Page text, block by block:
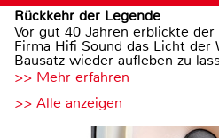
Rückkehr der Legende
Vor gut 40 Jahren erblickte
Firma Hifi Sound das Licht der
Bausatz wieder aufleben zu
>> Mehr erfahren
>> Alle anzeigen